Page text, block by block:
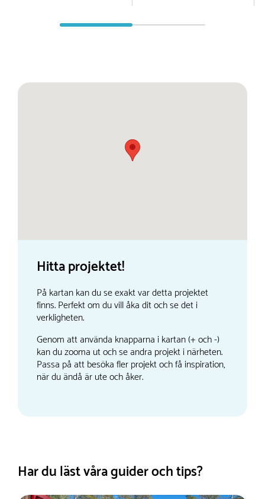
Hitta projektet!
På kartan kan du se exakt var detta projektet
finns. Perfekt om du vill åka dit och se det i
verkligheten.
Genom att använda knapparna i kartan (+ och -)
kan du zooma ut och se andra projekt i närheten.
Passa på att besöka fler projekt och få inspiration,
när du ändå är ute och åker.
Har du läst våra guider och tips?